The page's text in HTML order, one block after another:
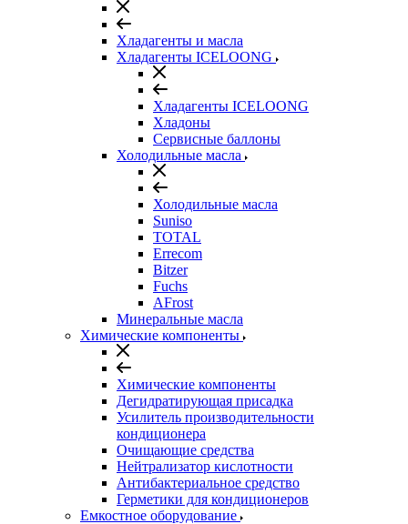
Хладагенты и масла
Хладагенты ICELOONG
Хладагенты ICELOONG
Хладоны
Сервисные баллоны
Холодильные масла
Холодильные масла
Suniso
TOTAL
Errecom
Bitzer
Fuchs
AFrost
Минеральные масла
Химические компоненты
Химические компоненты
Дегидратирующая присадка
Усилитель производительности
кондиционера
Очищающие средства
Нейтрализатор кислотности
Антибактериальное средство
Герметики для кондиционеров
Емкостное оборудование